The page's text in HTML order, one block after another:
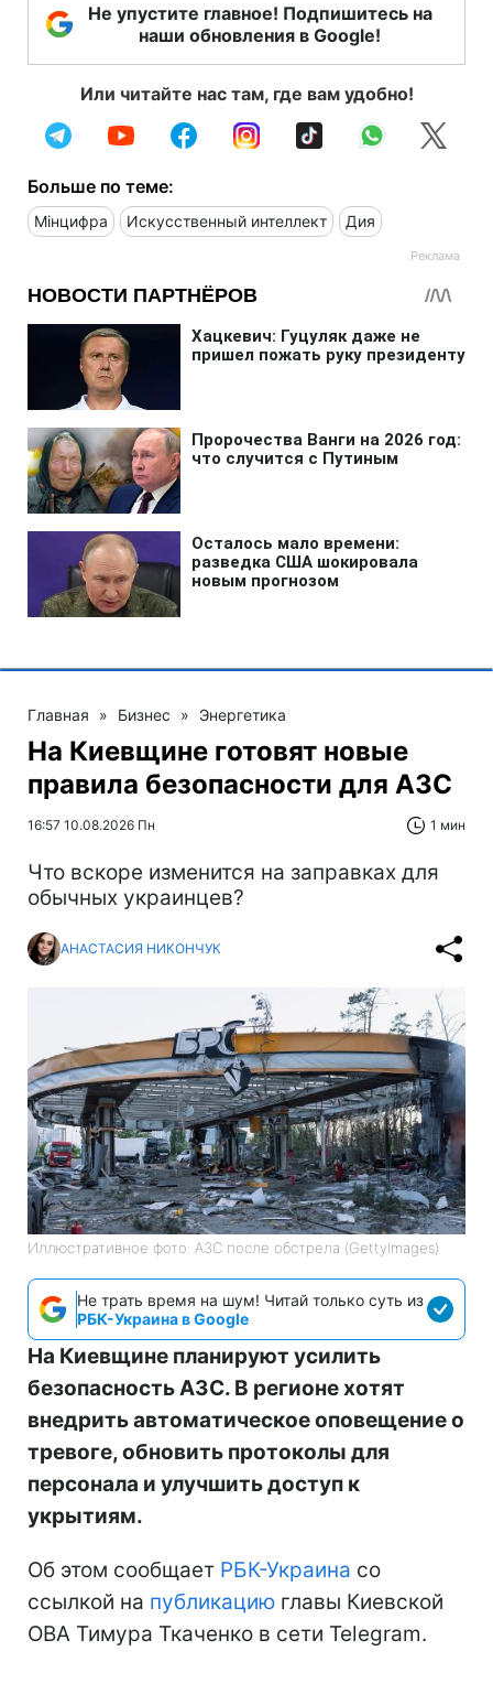
Не упустите главное! Подпишитесь на
наши обновления в Google!
Или читайте нас там, где вам удобно!
Больше по теме:
Мінцифра Искусственный интеллект Дия
Главная » Бизнес » Энергетика
На Киевщине готовят новые
правила безопасности для АЗС
16:57 10.08.2026 Пн 1 мин
Что вскоре изменится на заправках для
обычных украинцев?
АНАСТАСИЯ НИКОНЧУК
Иллюстративное фото: АЗС после обстрела (GettyImages)
Не трать время на шум! Читай только суть из
РБК-Украина в Google
На Киевщине планируют усилить
безопасность АЗС. В регионе хотят
внедрить автоматическое оповещение о
тревоге, обновить протоколы для
персонала и улучшить доступ к
укрытиям.
Об этом сообщает РБК-Украина со
ссылкой на публикацию главы Киевской
ОВА Тимура Ткаченко в сети Telegram.